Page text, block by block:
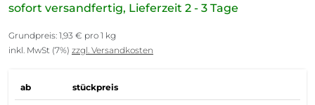
sofort versandfertig, Lieferzeit 2 - 3 Tage
Grundpreis: 1,93 € pro 1 kg
inkl. MwSt (7%) zzgl. Versandkosten
ab stückpreis